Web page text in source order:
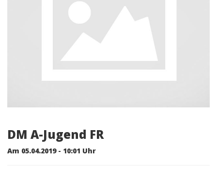
DM A-Jugend FR
Am 05.04.2019 - 10:01 Uhr